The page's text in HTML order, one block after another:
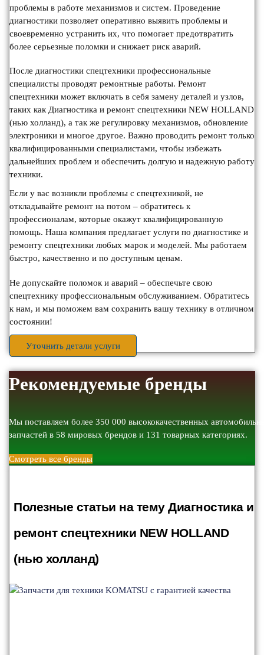
проблемы в работе механизмов и систем. Проведение
диагностики позволяет оперативно выявить проблемы и
своевременно устранить их, что помогает предотвратить
более серьезные поломки и снижает риск аварий.
После диагностики спецтехники профессиональные
специалисты проводят ремонтные работы. Ремонт
спецтехники может включать в себя замену деталей и узлов,
таких как Диагностика и ремонт спецтехники NEW HOLLAND
(нью холланд), а так же регулировку механизмов, обновление
электроники и многое другое. Важно проводить ремонт только
квалифицированными специалистами, чтобы избежать
дальнейших проблем и обеспечить долгую и надежную работу
техники.
Если у вас возникли проблемы с спецтехникой, не
откладывайте ремонт на потом – обратитесь к
профессионалам, которые окажут квалифицированную
помощь. Наша компания предлагает услуги по диагностике и
ремонту спецтехники любых марок и моделей. Мы работаем
быстро, качественно и по доступным ценам.
Не допускайте поломок и аварий – обеспечьте свою
спецтехнику профессиональным обслуживанием. Обратитесь
к нам, и мы поможем вам сохранить вашу технику в отличном
состоянии!
Уточнить детали услуги
Рекомендуемые бренды
Мы поставляем более 350 000 высококачественных
запчастей в 58 мировых брендов и 131 товарных категориях.
Смотреть все бренды
Полезные статьи на тему Диагностика и
ремонт спецтехники NEW HOLLAND
(нью холланд)